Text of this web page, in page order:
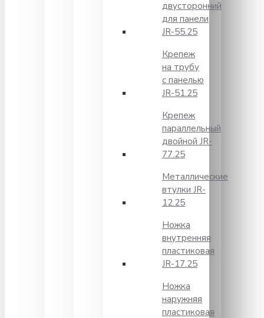
двусторонний
для панели
JR-55.25
Крепеж
на трубу
с панелью
JR-51.25
Крепеж
параллельный
двойной JR-
77.25
Металлические
втулки JR-
12.25
Ножка
внутренняя
пластиковая
JR-17.25
Ножка
наружняя
пластиковая